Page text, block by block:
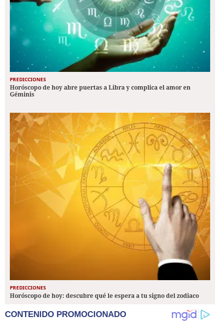
PREDICCIONES
Horóscopo de hoy abre puertas a Libra y complica el amor en
Géminis
PREDICCIONES
Horóscopo de hoy: descubre qué le espera a tu signo del zodiaco
CONTENIDO PROMOCIONADO